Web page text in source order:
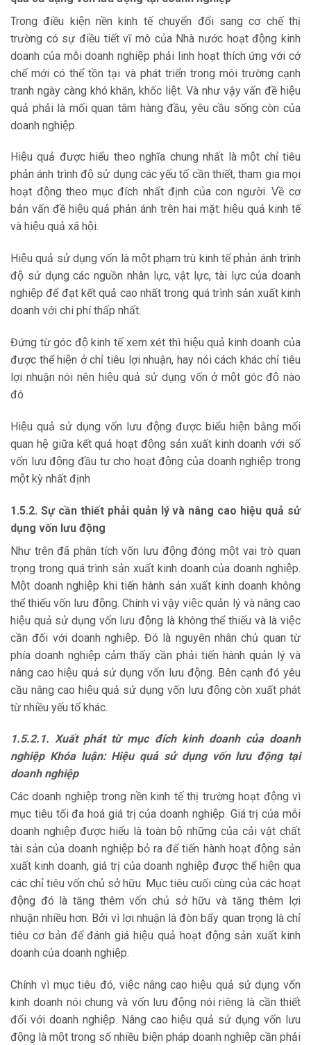
Trong điều kiện nền kinh tế chuyển đổi sang cơ chế thị
trường có sự điều tiết vĩ mô của Nhà nước hoạt động kinh
doanh của mỗi doanh nghiệp phải linh hoạt thích ứng với cớ
chế mới có thể tồn tại và phát triển trong môi trường cạnh
tranh ngày càng khó khăn, khốc liệt. Và như vậy vấn đề hiệu
quả phải là mối quan tâm hàng đầu, yêu cầu sống còn của
doanh nghiệp.
Hiệu quả được hiểu theo nghĩa chung nhất là một chỉ tiêu
phản ánh trình độ sử dụng các yếu tố cần thiết, tham gia mọi
hoạt động theo mục đích nhất định của con người. Về cơ
bản vấn đề hiệu quả phản ánh trên hai mặt: hiệu quả kinh tế
và hiệu quả xã hội.
Hiệu quả sử dụng vốn là một phạm trù kinh tế phản ánh trình
độ sử dụng các nguồn nhân lực, vật lực, tài lực của doanh
nghiệp để đạt kết quả cao nhất trong quá trình sản xuất kinh
doanh với chi phí thấp nhất.
Đứng từ góc độ kinh tế xem xét thì hiệu quả kinh doanh của
được thể hiện ở chỉ tiêu lợi nhuận, hay nói cách khác chỉ tiêu
lợi nhuận nói nên hiệu quả sử dụng vốn ở một góc độ nào
đó
Hiệu quả sử dụng vốn lưu động được biểu hiện bằng mối
quan hệ giữa kết quả hoạt động sản xuất kinh doanh với số
vốn lưu động đầu tư cho hoạt động của doanh nghiệp trong
một kỳ nhất định
1.5.2. Sự cần thiết phải quản lý và nâng cao hiệu quả sử
dụng vốn lưu động
Như trên đã phân tích vốn lưu động đóng một vai trò quan
trọng trong quá trình sản xuất kinh doanh của doanh nghiệp.
Một doanh nghiệp khi tiến hành sản xuất kinh doanh không
thể thiếu vốn lưu động. Chính vì vậy việc quản lý và nâng cao
hiệu quả sử dụng vốn lưu động là không thể thiếu và là việc
cần đối với doanh nghiệp. Đó là nguyên nhân chủ quan từ
phía doanh nghiệp cảm thấy cần phải tiến hành quản lý và
nâng cao hiệu quả sử dụng vốn lưu động. Bên cạnh đó yêu
cầu nâng cao hiệu quả sử dụng vốn lưu động còn xuất phát
từ nhiều yếu tố khác.
1.5.2.1. Xuất phát từ mục đích kinh doanh của doanh
nghiệp Khóa luận: Hiệu quả sử dụng vốn lưu động tại
doanh nghiệp
Các doanh nghiệp trong nền kinh tế thị trường hoạt động vì
mục tiêu tối đa hoá giá trị của doanh nghiệp. Giá trị của mỗi
doanh nghiệp được hiểu là toàn bộ những của cải vật chất
tài sản của doanh nghiệp bỏ ra để tiến hành hoạt động sản
xuất kinh doanh, giá trị của doanh nghiệp được thể hiện qua
các chỉ tiêu vốn chủ sở hữu. Mục tiêu cuối cùng của các hoạt
động đó là tăng thêm vốn chủ sở hữu và tăng thêm lợi
nhuận nhiều hơn. Bởi vì lợi nhuận là đòn bẩy quan trọng là chỉ
tiêu cơ bản để đánh giá hiệu quả hoạt động sản xuất kinh
doanh của doanh nghiệp.
Chính vì mục tiêu đó, việc nâng cao hiệu quả sử dụng vốn
kinh doanh nói chung và vốn lưu động nói riêng là cần thiết
đối với doanh nghiệp. Nâng cao hiệu quả sử dụng vốn lưu
động là một trong số nhiều biện pháp doanh nghiệp cần phải